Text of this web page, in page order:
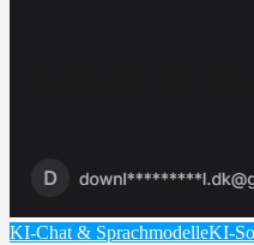
KI-Chat & SprachmodelleKI-